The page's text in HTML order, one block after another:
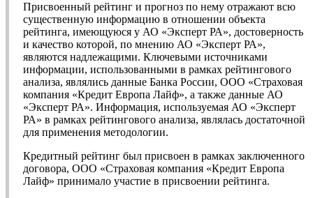
Присвоенный рейтинг и прогноз по нему отражают всю
существенную информацию в отношении объекта
рейтинга, имеющуюся у АО «Эксперт РА», достоверность
и качество которой, по мнению АО «Эксперт РА»,
являются надлежащими. Ключевыми источниками
информации, использованными в рамках рейтингового
анализа, являлись данные Банка России, ООО «Страховая
компания «Кредит Европа Лайф», а также данные АО
«Эксперт РА». Информация, используемая АО «Эксперт
РА» в рамках рейтингового анализа, являлась достаточной
для применения методологии.
Кредитный рейтинг был присвоен в рамках заключенного
договора, ООО «Страховая компания «Кредит Европа
Лайф» принимало участие в присвоении рейтинга.